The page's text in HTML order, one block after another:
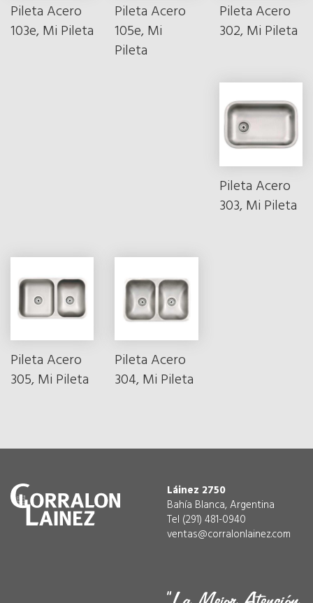
Pileta Acero
103e, Mi Pileta
Pileta Acero
105e, Mi
Pileta
Pileta Acero
302, Mi Pileta
Pileta Acero
303, Mi Pileta
Pileta Acero
305, Mi Pileta
Pileta Acero
304, Mi Pileta
Láinez 2750
Bahía Blanca, Argentina
Tel (291) 481-0940
ventas@corralonlainez.com